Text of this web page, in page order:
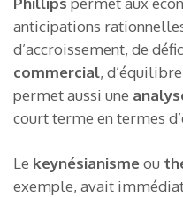
anticipations
d’accroissement, de
commercial,
permet aussi une
court terme en termes
Le keynésianismeou
exemple, avait